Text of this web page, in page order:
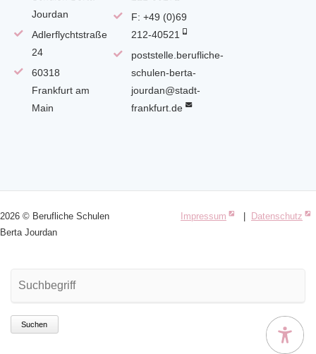
Jourdan
Adlerflychtstraße
24
60318
Frankfurt am
Main
F: +49 (0)69
212-40521
poststelle.berufliche-
schulen-berta-
jourdan@stadt-
frankfurt.de
2026 © Berufliche Schulen
Berta Jourdan
Impressum
Datenschutz
Suchen